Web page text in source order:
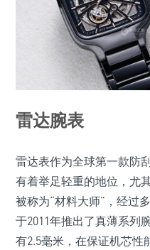
雷达腕表
雷达表作为全球第一款防
有着举足轻重的地位，尤
被称为“材料大师”，经过
于2011年推出了真薄系列
有2.5毫米，在保证机芯性